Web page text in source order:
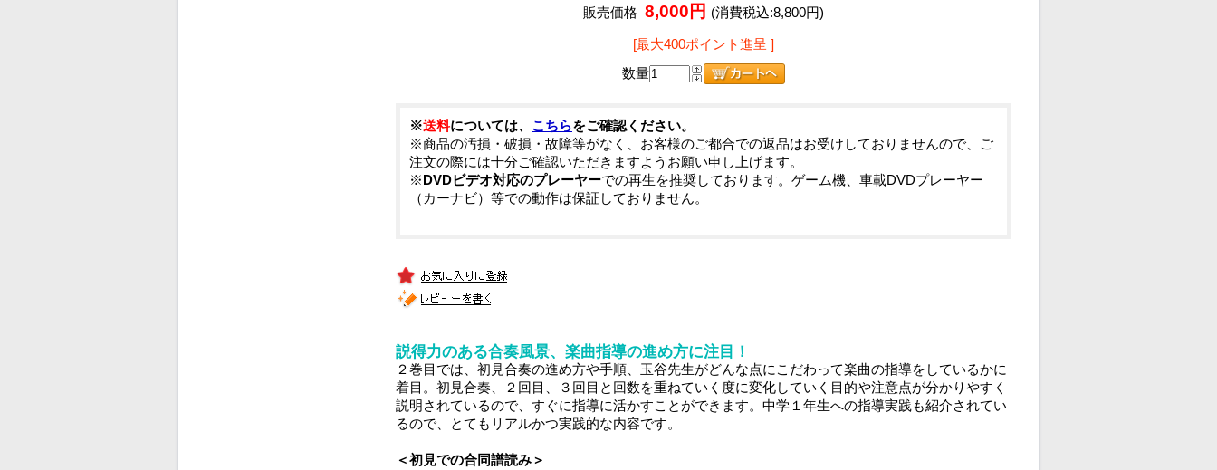
販売価格 8,000円 (消費税込:8,800円)
[最大400ポイント進呈 ]
数量
※送料については、 こちらをご確認ください。
※商品の汚損・破損・故障等がなく、お客様のご都合での返品はお受けしておりませんので、ご
注文の際には十分ご確認いただきますようお願い申し上げます。
※DVDビデオ対応のプレーヤーでの再生を推奨しております。ゲーム機、車載DVDプレーヤー
（カーナビ）等での動作は保証しておりません。
説得力のある合奏風景、楽曲指導の進め方に注目！
２巻目では、初見合奏の進め方や手順、玉谷先生がどんな点にこだわって楽曲の指導をしているかに
着目。初見合奏、２回目、３回目と回数を重ねていく度に変化していく目的や注意点が分かりやすく
説明されているので、すぐに指導に活かすことができます。中学１年生への指導実践も紹介されてい
るので、とてもリアルかつ実践的な内容です。
＜初見での合同譜読み＞